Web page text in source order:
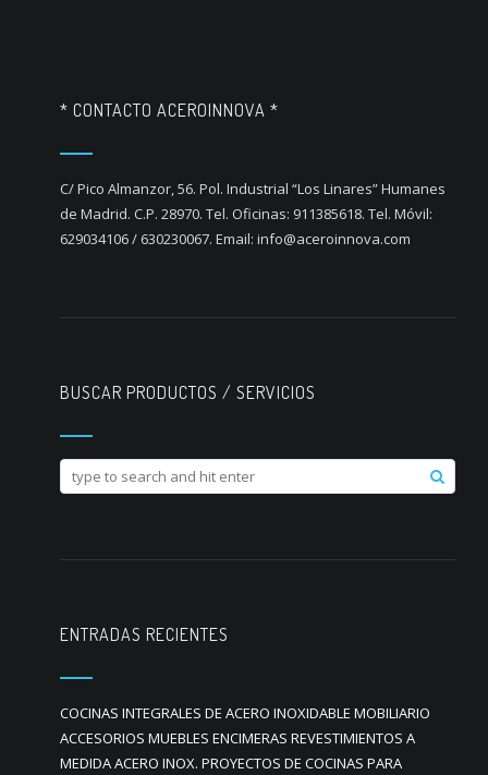
* CONTACTO ACEROINNOVA *
C/ Pico Almanzor, 56. Pol. Industrial “Los Linares” Humanes
de Madrid. C.P. 28970. Tel. Oficinas: 911385618. Tel. Móvil:
629034106 / 630230067. Email: info@aceroinnova.com
BUSCAR PRODUCTOS / SERVICIOS
ENTRADAS RECIENTES
COCINAS INTEGRALES DE ACERO INOXIDABLE MOBILIARIO
ACCESORIOS MUEBLES ENCIMERAS REVESTIMIENTOS A
MEDIDA ACERO INOX. PROYECTOS DE COCINAS PARA